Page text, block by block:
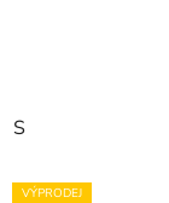
S
VÝPRODEJ